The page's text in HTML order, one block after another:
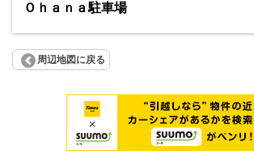
Ｏｈａｎａ駐車場
周辺地図に戻る